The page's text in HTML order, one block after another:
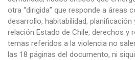
otra “dirigida” que responde a áreas
desarrollo, habitabilidad,
relación Estado de Chile, derechos y
temas referidos a la violencia no
las 18 páginas del documento, ni